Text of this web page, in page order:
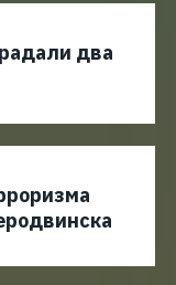
два